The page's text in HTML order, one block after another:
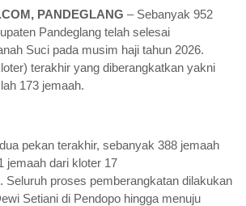
PANDEGLANG – Sebanyak 952
Pandeglang telah selesai
Suci pada musim haji tahun 2026.
terakhir yang diberangkatkan yakni
173 jemaah.
pekan terakhir, sebanyak 388 jemaah
jemaah dari kloter 17
Seluruh proses pemberangkatan dilakukan
Setiani di Pendopo hingga menuju